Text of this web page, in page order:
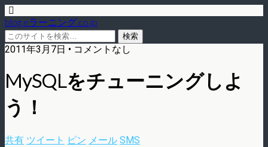
blog.eラーニング.co.jp
2011年3月7日 • コメントなし
MySQLをチューニングしよ
う！
共有 ツイート ピン メール SMS